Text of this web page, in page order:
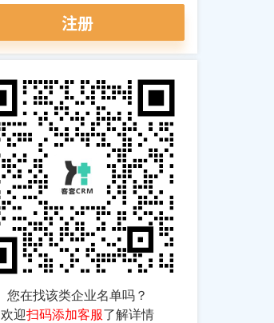
，0559***2572
注册
您在找该类企业名单吗？
欢迎扫码添加客服了解详情